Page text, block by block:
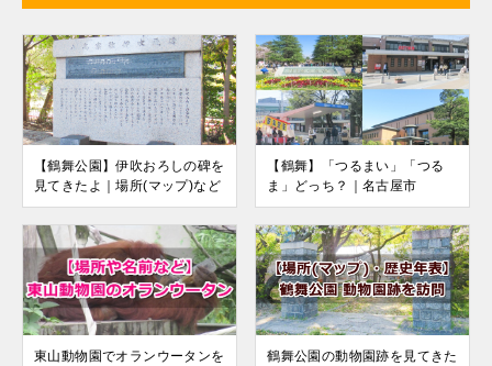
【鶴舞公園】伊吹おろしの碑を
見てきたよ｜場所(マップ)など
【鶴舞】「つるまい」「つる
ま」どっち？｜名古屋市
東山動物園でオランウータンを
鶴舞公園の動物園跡を見てきた